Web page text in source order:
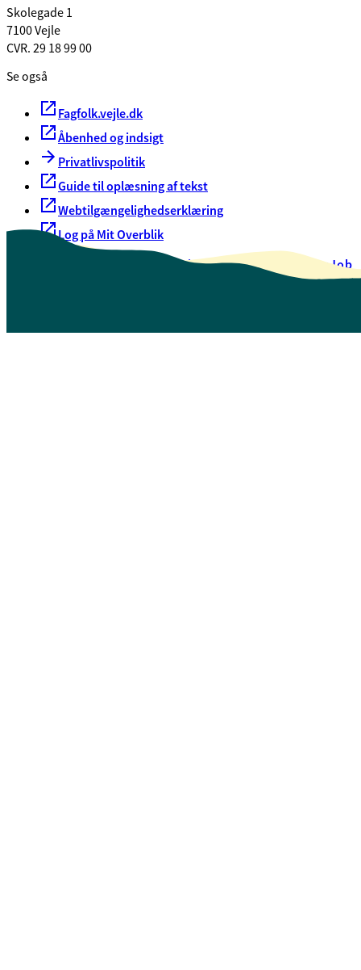
Skolegade 1
7100 Vejle
CVR. 29 18 99 00
Se også
Fagfolk.vejle.dk
Åbenhed og indsigt
Privatlivspolitik
Guide til oplæsning af tekst
Webtilgængelighedserklæring
Log på Mit Overblik
Oversigt over selvbetjeningJob